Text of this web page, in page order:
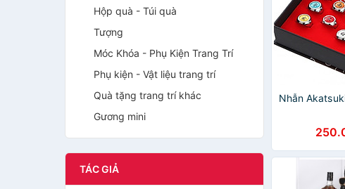
Hộp quà - Túi quà
Tượng
Móc Khóa - Phụ Kiện Trang Trí
Phụ kiện - Vật liệu trang trí
Quà tặng trang trí khác
Gương mini
TÁC GIẢ
Nhẫn